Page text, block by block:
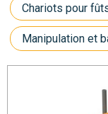
Chariots pour
Manipulation et